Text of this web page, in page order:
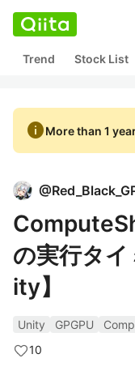
Trend Stock List
infoMore than 1
@
の実行タ
ity】
Unity GPGPU
10